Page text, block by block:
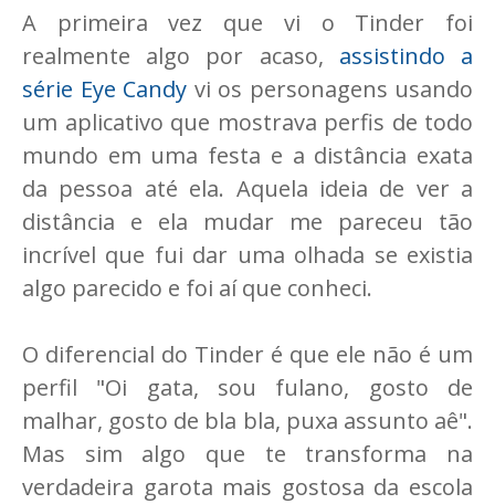
A primeira vez que vi o Tinder foi
realmente algo por acaso, assistindo a
série Eye Candy vi os personagens usando
um aplicativo que mostrava perfis de todo
mundo em uma festa e a distância exata
da pessoa até ela. Aquela ideia de ver a
distância e ela mudar me pareceu tão
incrível que fui dar uma olhada se existia
algo parecido e foi aí que conheci.
O diferencial do Tinder é que ele não é um
perfil "Oi gata, sou fulano, gosto de
malhar, gosto de bla bla, puxa assunto aê".
Mas sim algo que te transforma na
verdadeira garota mais gostosa da escola